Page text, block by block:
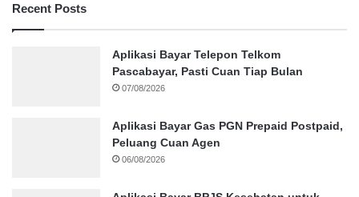
Recent Posts
Aplikasi Bayar Telepon Telkom
Pascabayar, Pasti Cuan Tiap Bulan
07/08/2026
Aplikasi Bayar Gas PGN Prepaid Postpaid,
Peluang Cuan Agen
06/08/2026